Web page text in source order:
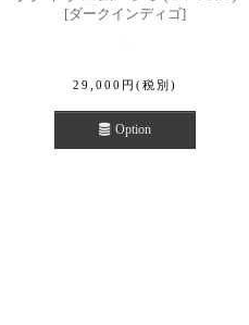
[ダークインディゴ]
29,000 円 (税別)
Option